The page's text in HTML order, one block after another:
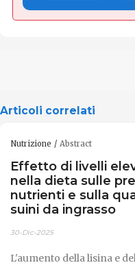
Articoli correlati
Nutrizione Abstract
Effetto di livelli
nella dieta sulle
nutrienti e sulla
suini da ingrasso
30-Dic-2025
L'aumento della lisina e